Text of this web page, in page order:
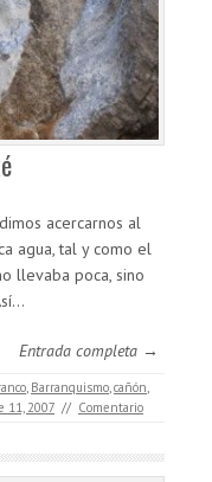
acercarnos al
agua, tal y como el
llevaba poca, sino
Entrada completa →
, Barranquismo,cañón,
11, 2007 // Comentario